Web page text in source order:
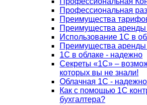
Профессиональная
Преимущества
Преимущества
Использование 1С в
Преимущества
1С в облаке - надежно
Секреты «1С» –
которых вы не знали!
Облачная 1С - надежно
Как с помощью 1С
бухгалтера?